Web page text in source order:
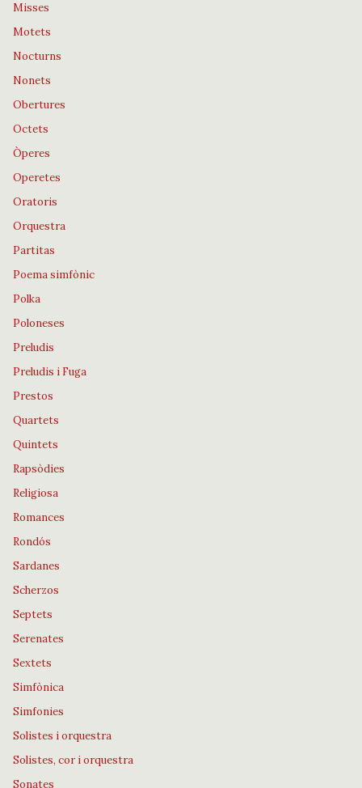
Misses
Motets
Nocturns
Nonets
Obertures
Octets
Òperes
Operetes
Oratoris
Orquestra
Partitas
Poema simfònic
Polka
Poloneses
Preludis
Preludis i Fuga
Prestos
Quartets
Quintets
Rapsòdies
Religiosa
Romances
Rondós
Sardanes
Scherzos
Septets
Serenates
Sextets
Simfònica
Simfonies
Solistes i orquestra
Solistes, cor i orquestra
Sonates